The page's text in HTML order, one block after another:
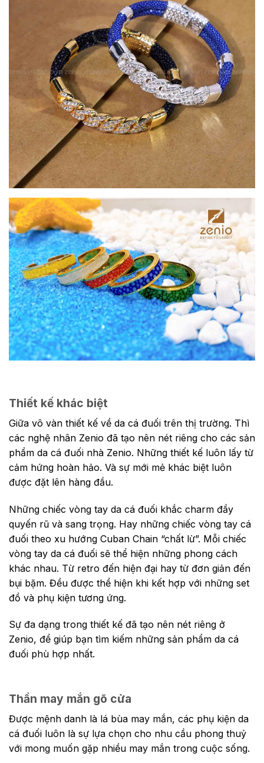
Thiết kế khác biệt
Giữa vô vàn thiết kế về da cá đuối trên thị trường. Thì
các nghệ nhân Zenio đã tạo nên nét riêng cho các sản
phẩm da cá đuối nhà Zenio. Những thiết kế luôn lấy từ
cảm hứng hoàn hảo. Và sự mới mẻ khác biệt luôn
được đặt lên hàng đầu.
Những chiếc vòng tay da cá đuối khắc charm đầy
quyến rũ và sang trọng. Hay những chiếc vòng tay cá
đuối theo xu hướng Cuban Chain “chất lừ”. Mỗi chiếc
vòng tay da cá đuối sẽ thể hiện những phong cách
khác nhau. Từ retro đến hiện đại hay từ đơn giản đến
bụi bặm. Đều được thể hiện khi kết hợp với những set
đồ và phụ kiện tương ứng.
Sự đa dạng trong thiết kế đã tạo nên nét riêng ở
Zenio, để giúp bạn tìm kiếm những sản phẩm da cá
đuối phù hợp nhất.
Thần may mắn gõ cửa
Được mệnh danh là lá bùa may mắn, các phụ kiện da
cá đuối luôn là sự lựa chọn cho nhu cầu phong thuỷ
với mong muốn gặp nhiều may mắn trong cuộc sống.